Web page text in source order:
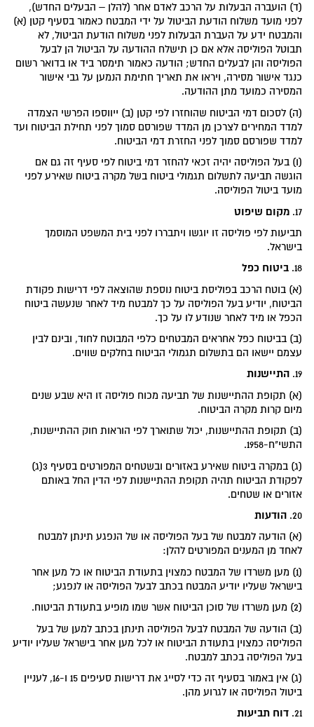
(ד) הועברה הבעלות על הרכב לאדם אחר (להלן – הבעלים החדש),
לפני מועד משלוח הודעת הביטול על ידי המבטח כאמור בסעיף קטן (א)
והמבטח ידע על העברת הבעלות לפני משלוח הודעת הביטול, לא
תבוטל הפוליסה אלא אם כן תישלח ההודעה על הביטול הן לבעל
הפוליסה והן לבעלים החדש; הודעה כאמור תימסר ביד או בדואר רשום
כנגד אישור מסירה, ויראו את תאריך חתימת הנמען על גבי אישור
המסירה כמועד מתן ההודעה.
(ה) לסכום דמי הביטוח שהוחזרו לפי קטן (ב) ייווספו הפרשי הצמדה
למדד המחירים לצרכן מן המדד שפורסם סמוך לפני תחילת הביטוח ועד
למדד שפורסם סמוך לפני החזרת דמי הביטוח.
(ו) בעל הפוליסה יהיה זכאי להחזר דמי ביטוח לפי סעיף זה גם אם
הוגשה תביעה לתשלום תגמולי ביטוח בשל מקרה ביטוח שאירע לפני
מועד ביטול הפוליסה.
17. מקום שיפוט
תביעות לפי פוליסה זו יוגשו ויתבררו לפני בית המשפט המוסמך
בישראל.
18. ביטוח כפל
(א) בוטח הרכב בפוליסת ביטוח נוספת שהוצאה לפי דרישות פקודת
הביטוח, יודיע בעל הפוליסה על כך למבטח מיד לאחר שנעשה ביטוח
הכפל או מיד לאחר שנודע לו על כך.
(ב) בביטוח כפל אחראים המבטחים כלפי המבוטח לחוד, ובינם לבין
עצמם יישאו הם בתשלום תגמולי הביטוח בחלקים שווים.
19. התיישנות
(א) תקופת ההתיישנות של תביעה מכוח פוליסה זו היא שבע שנים
מיום קרות מקרה הביטוח.
(ב) תקופת ההתיישנות, יכול שתוארך לפי הוראות חוק ההתיישנות,
התשי"ח-1958.
(ג) במקרה ביטוח שאירע באזורים ובשטחים המפורטים בסעיף 3(ג)
לפקודת הביטוח תהיה תקופת ההתיישנות לפי הדין החל באותם
אזורים או שטחים.
20. הודעות
(א) הודעה למבטח של בעל הפוליסה או של הנפגע תינתן למבטח
לאחד מן המענים המפורטים להלן:
(1) מען משרדו של המבטח כמצוין בתעודת הביטוח או כל מען אחר
בישראל שעליו יודיע המבטח בכתב לבעל הפוליסה או לנפגע;
(2) מען משרדו של סוכן הביטוח אשר שמו מופיע בתעודת הביטוח.
(ב) הודעה של המבטח לבעל הפוליסה תינתן בכתב למען של בעל
הפוליסה כמצוין בתעודת הביטוח או לכל מען אחר בישראל שעליו יודיע
בעל הפוליסה בכתב למבטח.
(ג) אין באמור בסעיף זה כדי לסייג את דרישות סעיפים 15 ו-16, לעניין
ביטול הפוליסה או לגרוע מהן.
21. דוח תביעות